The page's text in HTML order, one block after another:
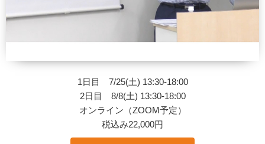
1日目 7/25(土) 13:30-18:00
2日目 8/8(土) 13:30-18:00
オンライン（ZOOM予定）
税込み22,000円